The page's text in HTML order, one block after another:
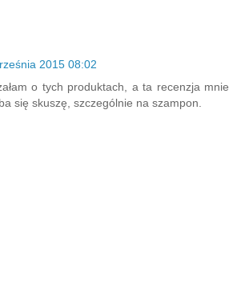
2015 08:02
o tych produktach, a ta recenzja mnie
się skuszę, szczególnie na szampon.